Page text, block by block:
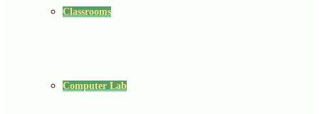
Classrooms
Computer Lab